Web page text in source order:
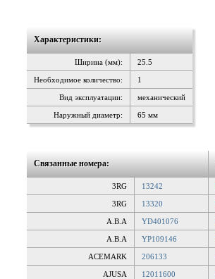
Характеристики:
Ширина (мм): 25.5
Необходимое количество: 1
Вид эксплуатации: механический
Наружный диаметр: 65 мм
Связанные номера:
3RG 13242
3RG 13320
A.B.A YD401076
A.B.A YP109146
ACEMARK 206133
AJUSA 12011600